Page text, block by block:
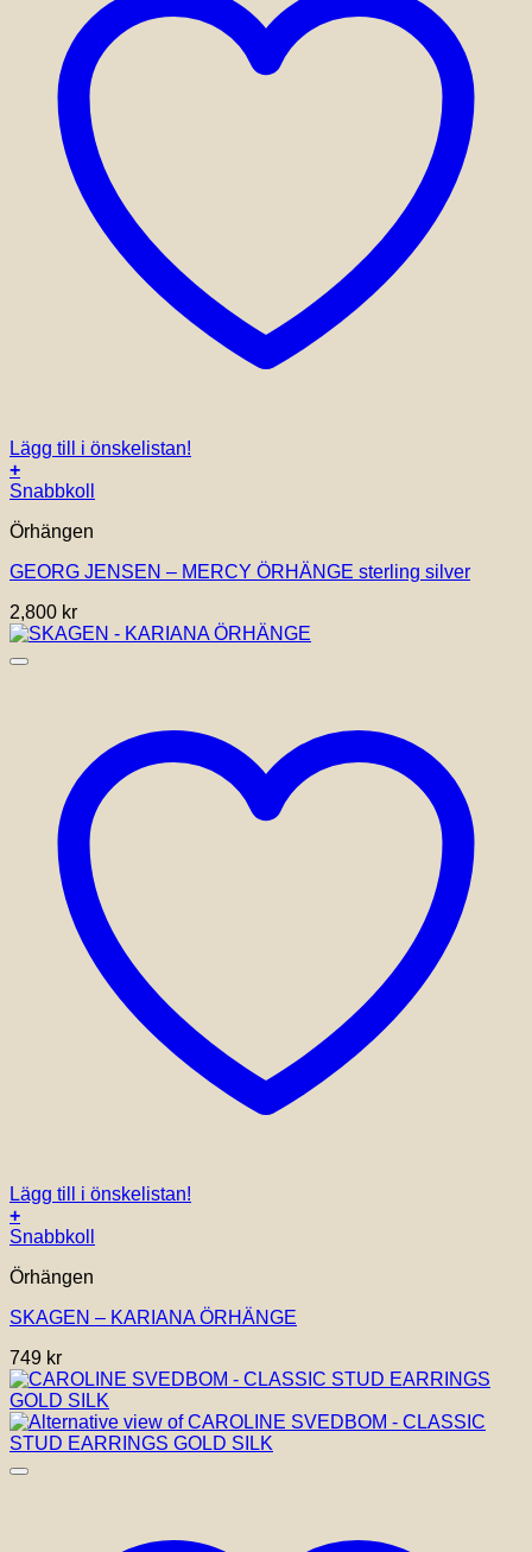
Lägg till i önskelistan!
+
Snabbkoll
Örhängen
GEORG JENSEN – MERCY ÖRHÄNGE sterling silver
2,800 kr
Lägg till i önskelistan!
+
Snabbkoll
Örhängen
SKAGEN – KARIANA ÖRHÄNGE
749 kr